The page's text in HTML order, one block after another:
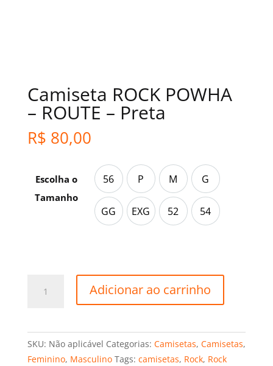
Camiseta ROCK POWHA
– ROUTE – Preta
R$ 80,00
Escolha o
Tamanho
56
56
P M
M
G
G
GG
GG
EXG
EXG
52
52
54
54
ROCK
ROUTE
-
Adicionar ao carrinho
SKU: Não aplicável Categorias: Camisetas, Camisetas,
Feminino, Masculino Tags: camisetas, Rock, Rock